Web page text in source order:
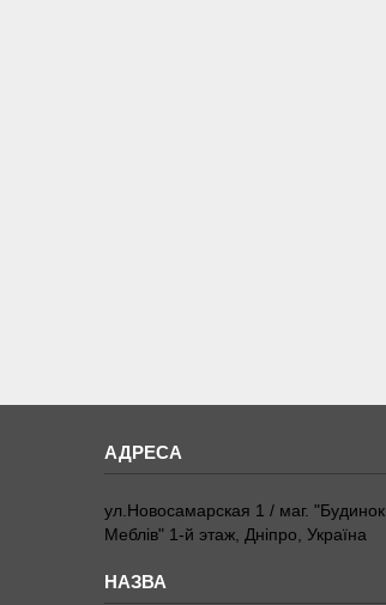
ул.Новосамарская 1 / маг. "Будинок
Меблiв" 1-й этаж, Дніпро, Україна